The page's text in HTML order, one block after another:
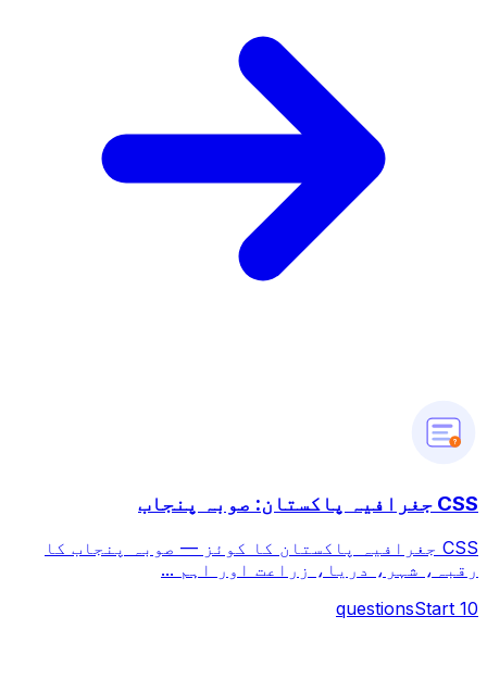
?
CSS جغرافیہ پاکستان: صوبہ پنجاب
CSS جغرافیہ پاکستان کا کوئز — صوبہ پنجاب کا
رقبہ، شہر، دریا، زراعت اور اہم ...
10
questionsStart